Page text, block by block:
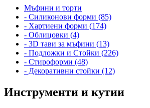
Мъфини и торти
- Силиконови форми (85)
- Хартиени форми (174)
- Облицовки (4)
- 3D тави за мъфини (13)
- Подложки и Стойки (226)
- Стироформи (48)
- Декоративни стойки (12)
Инструменти и кутии